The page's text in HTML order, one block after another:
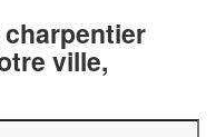
ville,